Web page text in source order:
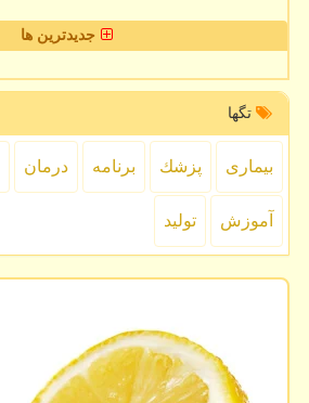
جدیدترین ها
تگها
بیماری پزشك برنامه درمان
آموزش تولید